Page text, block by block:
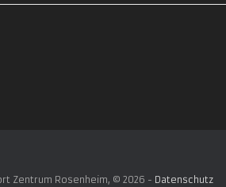
Zentrum Rosenheim, © 2026 - Datenschutz